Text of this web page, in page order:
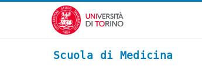
Vai al contenuto principale
Scuola di Medicina